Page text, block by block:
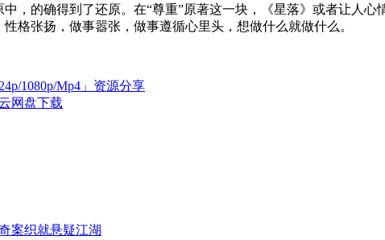
，的确得到了还原。在“尊重”原著这一块，《星落》或者让人心
格张扬，做事嚣张，做事遵循心里头，想做什么就做什么。
1080p/Mp4」资源分享
网盘下载